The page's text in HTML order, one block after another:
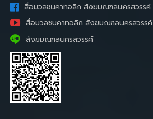
สื่อมวลชนคาทอลิก สังฆมณฑลนครสวรรค์
สื่อมวลชนคาทอลิก สังฆมณฑลนครสวรรค์
สังฆมณฑลนครสวรรค์